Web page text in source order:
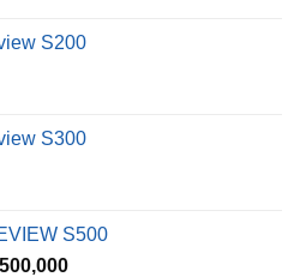
là:
S200
S300
S500
Giá